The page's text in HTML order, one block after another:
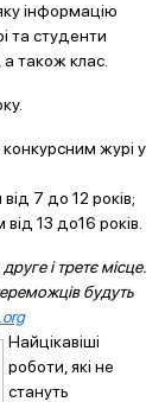
інформацію
та студенти
також клас.
журі у
7 до 12 років;
13 до16 років.
і третє місце.
будуть
Найцікавіші
роботи, які не
стануть